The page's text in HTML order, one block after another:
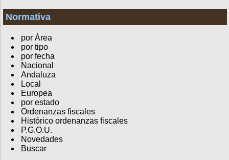
Normativa
por Área
por tipo
por fecha
Nacional
Andaluza
Local
Europea
por estado
Ordenanzas fiscales
Histórico ordenanzas fiscales
P.G.O.U.
Novedades
Buscar